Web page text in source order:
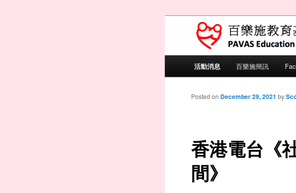
百樂施教育基
PAVAS Education Foundation
91/13041)
Skip to primary content
Skip to secondary content
活動消息 百樂施簡訊
香港電台《
間》
Posted on December 29, 2021 by